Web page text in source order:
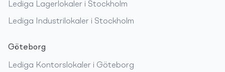
Lediga Lagerlokaler i Stockholm
Lediga Industrilokaler i Stockholm
Göteborg
Lediga Kontorslokaler i Göteborg